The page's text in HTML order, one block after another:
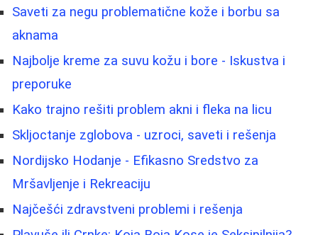
Saveti za negu problematične kože i borbu sa
aknama
Najbolje kreme za suvu kožu i bore - Iskustva i
preporuke
Kako trajno rešiti problem akni i fleka na licu
Skljoctanje zglobova - uzroci, saveti i rešenja
Nordijsko Hodanje - Efikasno Sredstvo za
Mršavljenje i Rekreaciju
Najčešći zdravstveni problemi i rešenja